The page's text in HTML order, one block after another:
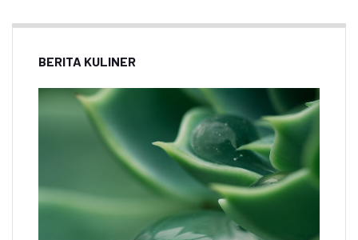
BERITA KULINER